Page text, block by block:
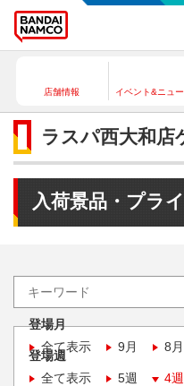
店舗情報 イベント&ニュー
ラスパ西大和店
入荷景品・プラ
登場月
全て表示
9月 8月
登場週
全て表示
5週 4週